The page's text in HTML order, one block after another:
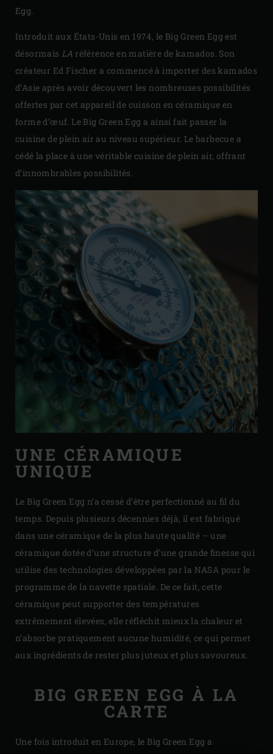
Egg.
Introduit aux États-Unis en 1974, le Big Green Egg est
désormais LA référence en matière de kamados. Son
créateur Ed Fischer a commencé à importer des kamados
d’Asie après avoir découvert les nombreuses possibilités
offertes par cet appareil de cuisson en céramique en
forme d’œuf. Le Big Green Egg a ainsi fait passer la
cuisine de plein air au niveau supérieur. Le barbecue a
cédé la place à une véritable cuisine de plein air, offrant
d’innombrables possibilités.
UNE CÉRAMIQUE
UNIQUE
Le Big Green Egg n’a cessé d’être perfectionné au fil du
temps. Depuis plusieurs décennies déjà, il est fabriqué
dans une céramique de la plus haute qualité – une
céramique dotée d’une structure d’une grande finesse qui
utilise des technologies développées par la NASA pour le
programme de la navette spatiale. De ce fait, cette
céramique peut supporter des températures
extrêmement élevées, elle réfléchit mieux la chaleur et
n’absorbe pratiquement aucune humidité, ce qui permet
aux ingrédients de rester plus juteux et plus savoureux.
BIG GREEN EGG À LA
CARTE
Une fois introduit en Europe, le Big Green Egg a